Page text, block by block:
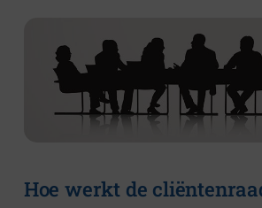
en
Hoe werkt de